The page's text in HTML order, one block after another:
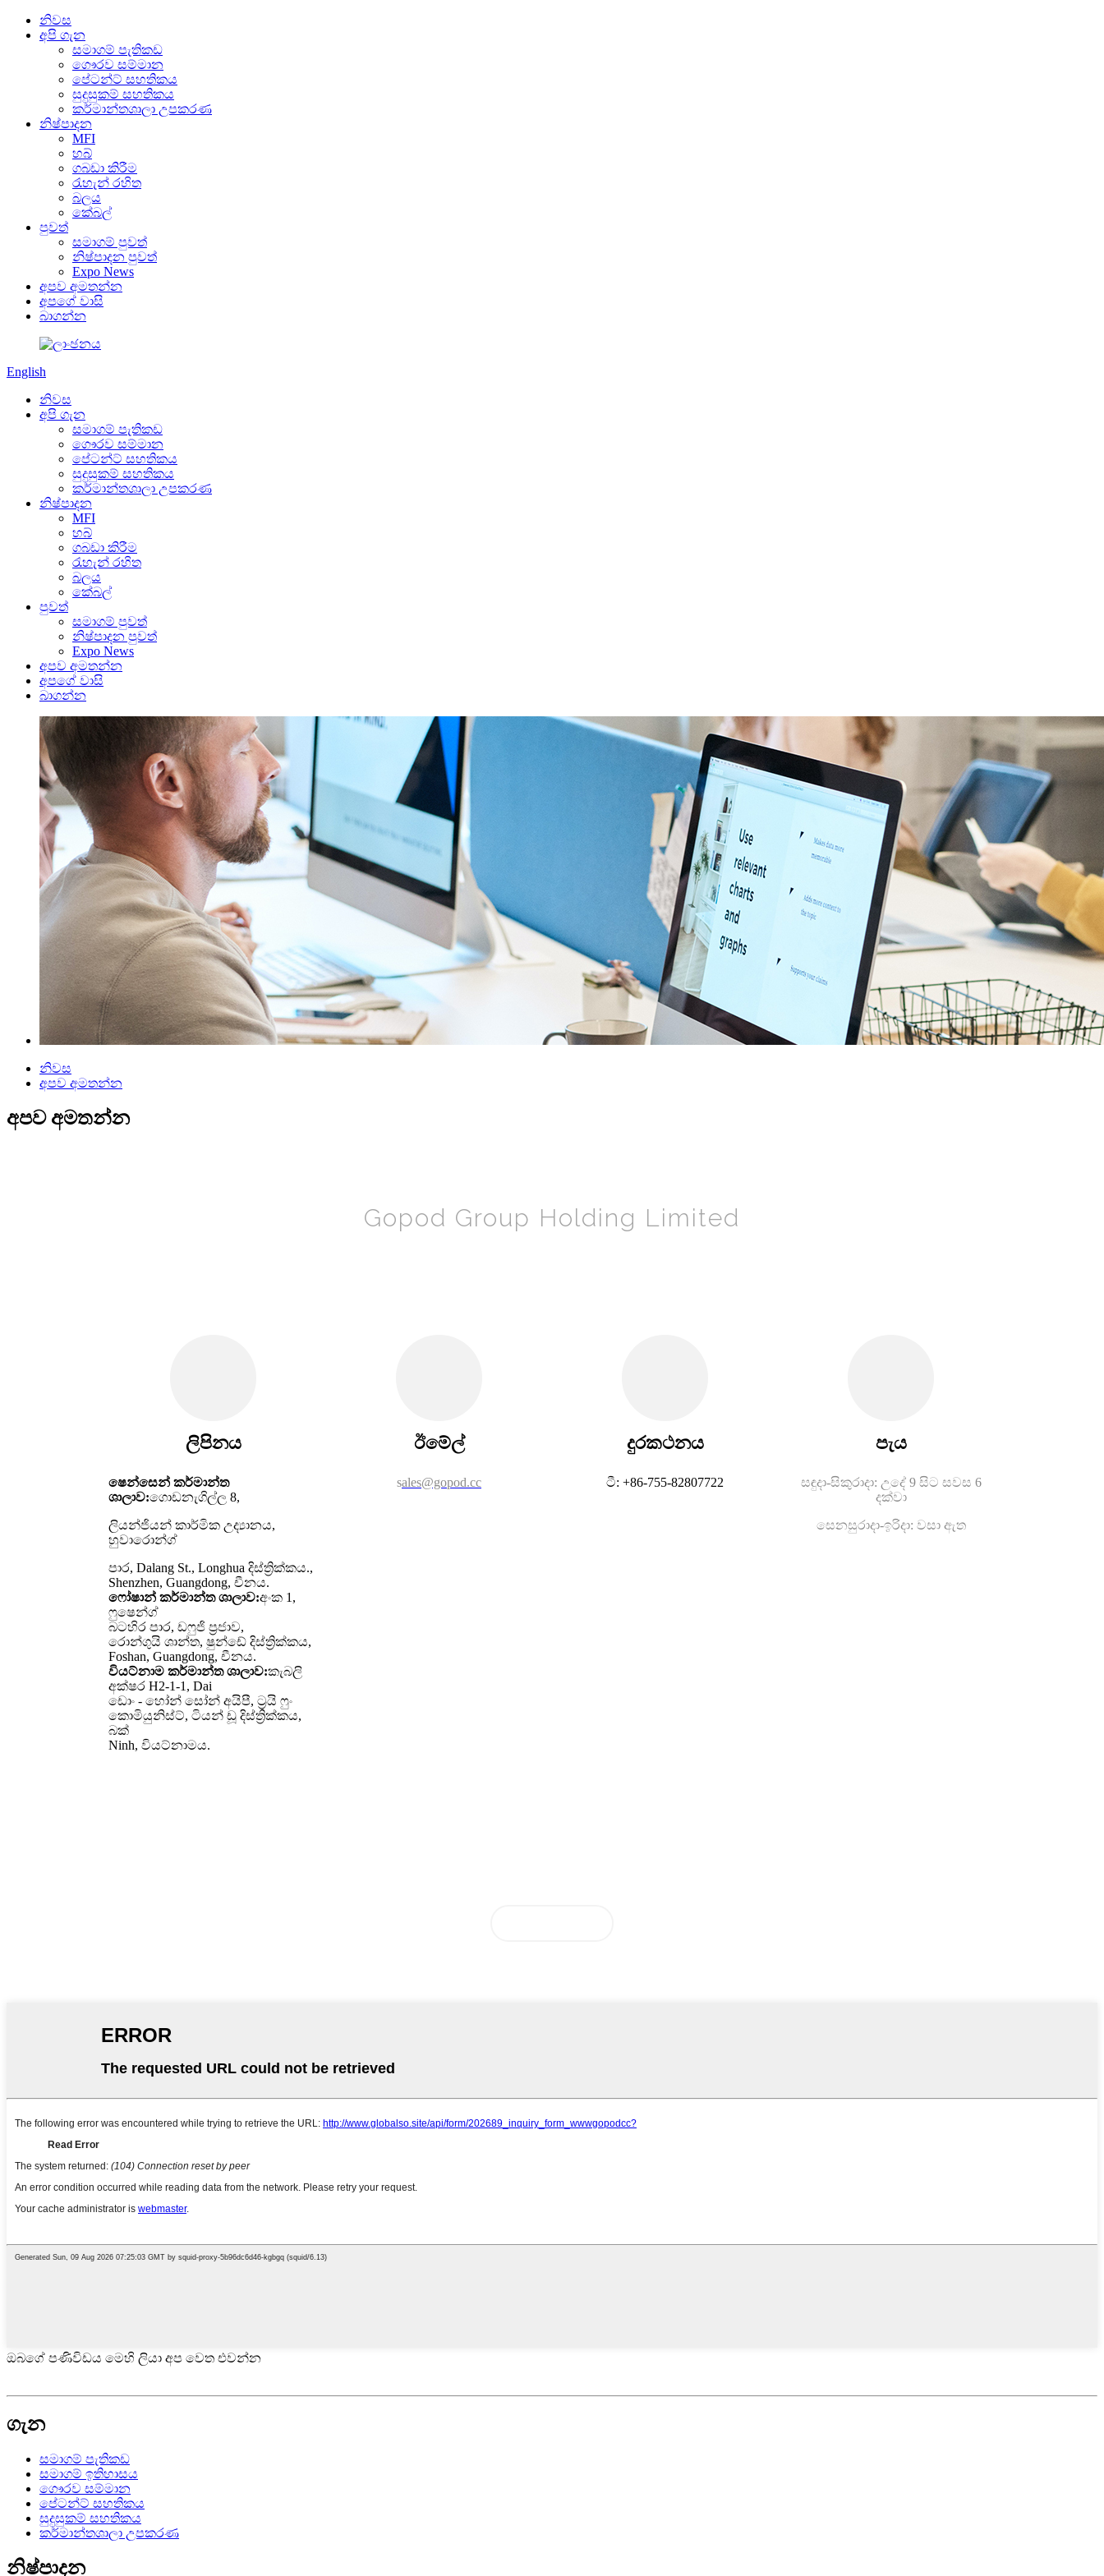
නිවස
අපි ගැන
සමාගම් පැතිකඩ
ගෞරව සම්මාන
පේටන්ට් සහතිකය
සුදුසුකම් සහතිකය
කර්මාන්තශාලා උපකරණ
නිෂ්පාදන
MFI
හබ්
ගබඩා කිරීම
රැහැන් රහිත
බලය
කේබල්
පුවත්
සමාගම් පුවත්
නිෂ්පාදන පුවත්
Expo News
අපව අමතන්න
අපගේ වාසි
බාගන්න
English
නිවස
අපි ගැන
සමාගම් පැතිකඩ
ගෞරව සම්මාන
පේටන්ට් සහතිකය
සුදුසුකම් සහතිකය
කර්මාන්තශාලා උපකරණ
නිෂ්පාදන
MFI
හබ්
ගබඩා කිරීම
රැහැන් රහිත
බලය
කේබල්
පුවත්
සමාගම් පුවත්
නිෂ්පාදන පුවත්
Expo News
අපව අමතන්න
අපගේ වාසි
බාගන්න
නිවස
අපව අමතන්න
අපව අමතන්න
Gopod Group Holding Limited
ලිපිනය
ෂෙන්සෙන් කර්මාන්ත
ශාලාව:ගොඩනැගිල්ල 8,
ලියන්ජියන් කාර්මික උද්‍යානය,
හුවාරොන්ග්
පාර, Dalang St., Longhua දිස්ත්‍රික්කය.,
Shenzhen, Guangdong, චීනය.
ෆෝෂාන් කර්මාන්ත ශාලාව:අංක 1,
ෆුෂෙන්ග්
බටහිර පාර, ඩෆුජි ප්‍රජාව,
රොන්ගුයි ශාන්ත, ෂුන්ඩේ දිස්ත්‍රික්කය,
Foshan, Guangdong, චීනය.
වියට්නාම කර්මාන්ත ශාලාව:කැබලි
අක්ෂර H2-1-1, Dai
ඩොං - හෝන් සෝන් අයිපී, ට්‍රයි ෆුං
කොමියුනිස්ට්, ටියන් ඩූ දිස්ත්‍රික්කය,
බක්
Ninh, වියට්නාමය.
ඊමේල්
sales@gopod.cc
දුරකථනය
ටී: +86-755-82807722
පැය
සඳුදා-සිකුරාදා: උදේ 9 සිට සවස 6
දක්වා
සෙනසුරාදා-ඉරිදා: වසා ඇත
ඔබගේ පණිවිඩය මෙහි ලියා අප වෙත එවන්න
ගැන
සමාගම් පැතිකඩ
සමාගම් ඉතිහාසය
ගෞරව සම්මාන
පේටන්ට් සහතිකය
සුදුසුකම් සහතිකය
කර්මාන්තශාලා උපකරණ
නිෂ්පාදන